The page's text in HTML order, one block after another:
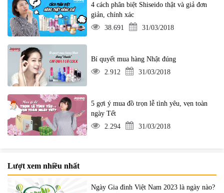
4 cách phân biệt Shiseido thật và giả đơn
giản, chính xác
38.691
31/03/2018
Bí quyết mua hàng Nhật đúng
2.912
31/03/2018
5 gợi ý mua đồ trọn lễ tình yêu, vẹn toàn
ngày Tết
2.294
31/03/2018
Lượt xem nhiều nhất
Ngày Gia đình Việt Nam 2023 là ngày nào?